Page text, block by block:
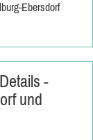
Ebersdorf
-
und